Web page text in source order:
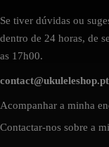
Se tiver dúvidas ou
dentro de 24 horas, de
as 17h00.
contact@ukuleleshop.pt
Acompanhar a minha
Contactar-nos sobre a